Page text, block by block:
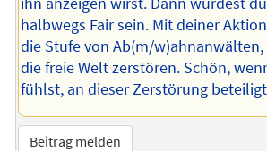
halbwegs Fair sein. Mit deiner
die Stufe von Ab(m/
die freie Welt zerstören. Schön,
fühlst, an dieser Zerstörung
Beitrag melden